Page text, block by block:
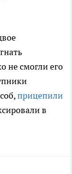
не смогли его
прицепили
в